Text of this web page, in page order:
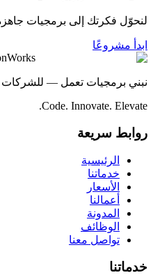
لنحوّل فكرتك إلى برمجيات جاهزة
ابدأ مشروعًا
نبني برمجيات تعمل — للشركات
Code. Innovate. Elevate.
روابط سريعة
الرئيسية
خدماتنا
الأسعار
أعمالنا
المدونة
الوظائف
تواصل معنا
خدماتنا